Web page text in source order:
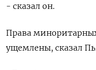
- сказал он.
Права
ущемлены, сказал